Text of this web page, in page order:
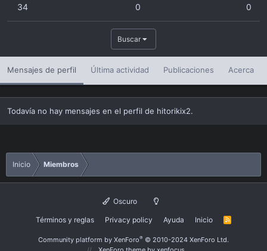
34 0 0
Buscar
Mensajes de perfil Última actividad Publicaciones Acerca
Todavía no hay mensajes en el perfil de hitorikix2.
Inicio Miembros
Oscuro
Términos y reglas Privacy policy Ayuda Inicio
R
Community platform by XenForo® © 2010-2024 XenForo Ltd.